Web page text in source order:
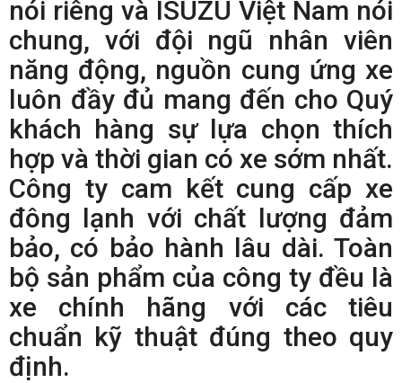
nói riêng và ISUZU Việt Nam nói
chung, với đội ngũ nhân viên
năng động, nguồn cung ứng xe
luôn đầy đủ mang đến cho Quý
khách hàng sự lựa chọn thích
hợp và thời gian có xe sớm nhất.
Công ty cam kết cung cấp xe
đông lạnh với chất lượng đảm
bảo, có bảo hành lâu dài. Toàn
bộ sản phẩm của công ty đều là
xe chính hãng với các tiêu
chuẩn kỹ thuật đúng theo quy
định.